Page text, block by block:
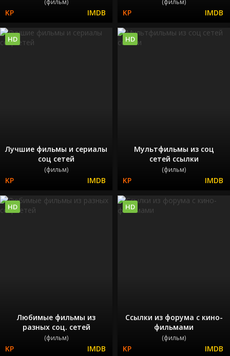
Лучшие фильмы и сериалы
соц сетей
(фильм)
HD
Мультфильмы из соц
сетей ссылки
(фильм)
HD
Любимые фильмы из
разных соц. сетей
(фильм)
HD
Ссылки из форума с кино-
фильмами
(фильм)
HD